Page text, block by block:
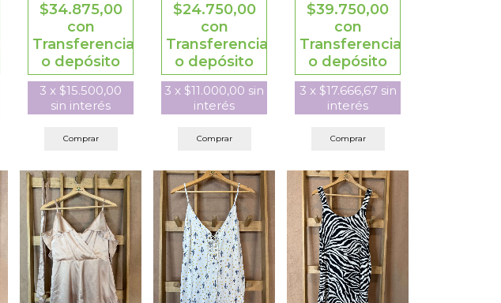
$34.875,00
con
Transferencia
o depósito
3 x $15.500,00
sin interés
Comprar
$24.750,00
con
Transferencia
o depósito
3 x $11.000,00 sin
interés
Comprar
$39.750,00
con
Transferencia
o depósito
3 x $17.666,67 sin
interés
Comprar